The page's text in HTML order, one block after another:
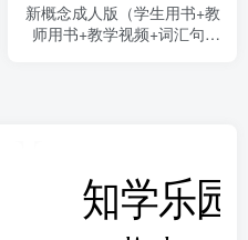
新概念成人版（学生用书+教
师用书+教学视频+词汇句型